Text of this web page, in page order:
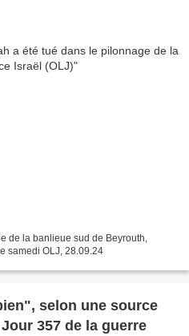
de la banlieue sud de Beyrouth,
samedi OLJ, 28.09.24
selon une source
357 de la guerre